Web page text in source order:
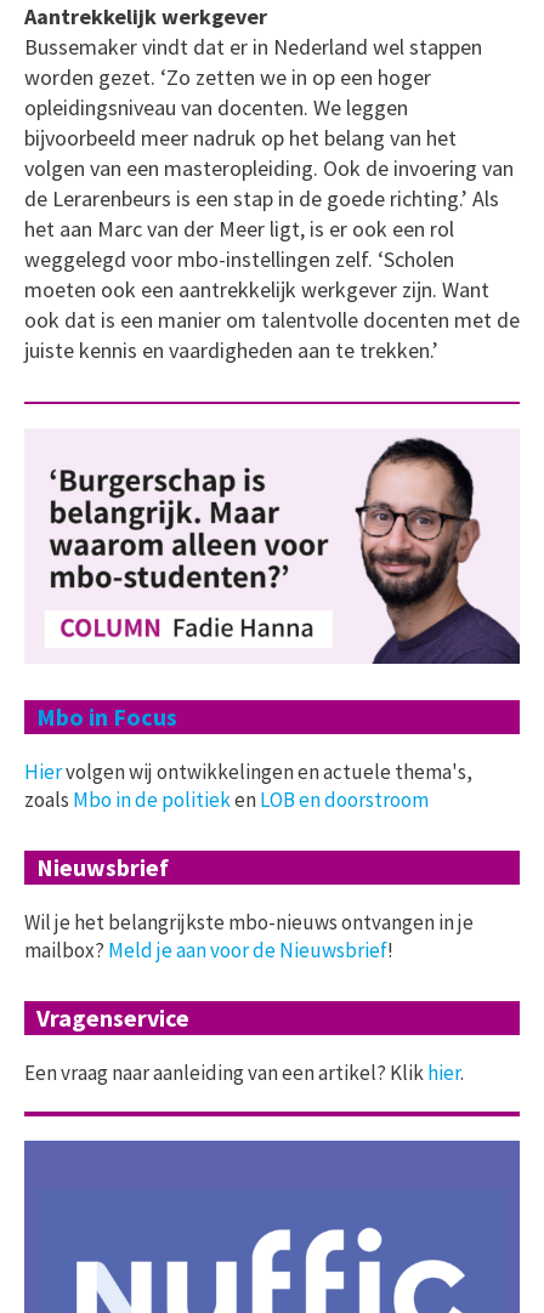
Aantrekkelijk werkgever
Bussemaker vindt dat er in Nederland wel stappen
worden gezet. ‘Zo zetten we in op een hoger
opleidingsniveau van docenten. We leggen
bijvoorbeeld meer nadruk op het belang van het
volgen van een masteropleiding. Ook de invoering van
de Lerarenbeurs is een stap in de goede richting.’ Als
het aan Marc van der Meer ligt, is er ook een rol
weggelegd voor mbo-instellingen zelf. ‘Scholen
moeten ook een aantrekkelijk werkgever zijn. Want
ook dat is een manier om talentvolle docenten met de
juiste kennis en vaardigheden aan te trekken.’
Mbo in Focus
Hiervolgen wij ontwikkelingen en actuele thema's,
zoals Mbo in de politiekenLOB en doorstroom
Nieuwsbrief
Wil je het belangrijkste mbo-nieuws ontvangen in je
mailbox? Meld je aan voor de Nieuwsbrief!
Vragenservice
Een vraag naar aanleiding van een artikel? Klikhier.